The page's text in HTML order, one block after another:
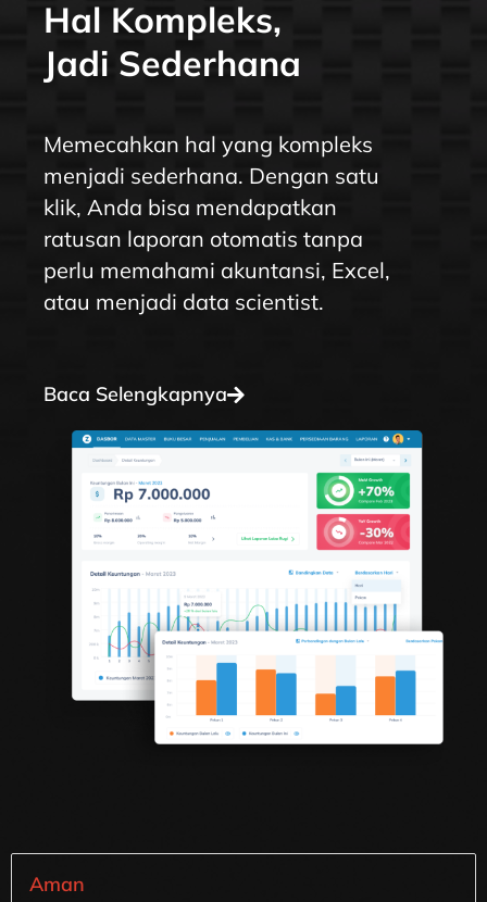
Hal Kompleks,
Jadi Sederhana
Memecahkan hal yang kompleks
menjadi sederhana. Dengan satu
klik, Anda bisa mendapatkan
ratusan laporan otomatis tanpa
perlu memahami akuntansi, Excel,
atau menjadi data scientist.
Baca Selengkapnya
Aman